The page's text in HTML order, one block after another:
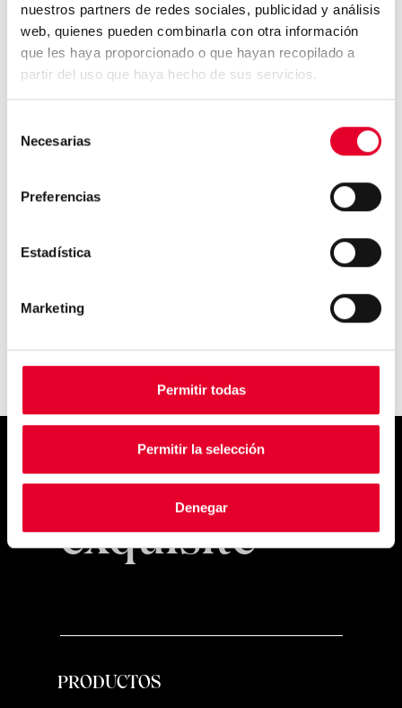
nuestros partners de redes sociales, publicidad y análisis
web, quienes pueden combinarla con otra información
que les haya proporcionado o que hayan recopilado a
partir del uso que haya hecho de sus servicios.
Necesarias
Preferencias
Estadística
Marketing
Permitir todas
Permitir la selección
Denegar
5 curiosidades sobre el
vending que no sabías (Pa...
¿Cuáles son los países con
mayor consumo de caf...
Simply
exquisite
PRODUCTOS